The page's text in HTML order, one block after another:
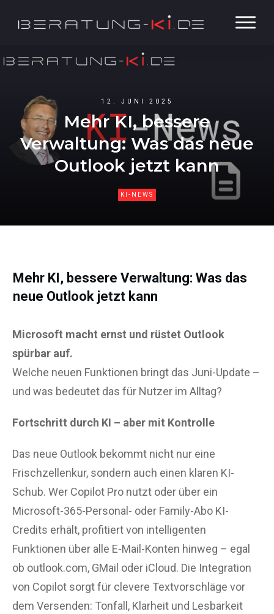
12. JUNI 2025
Mehr KI, bessere
Verwaltung: Was das neue
Outlook jetzt kann
KI-NEWS
Mehr KI, bessere Verwaltung: Was das
neue Outlook jetzt kann
Microsoft macht ernst und rüstet Outlook
spürbar auf.
Welche neuen Funktionen bringt das Juni-Update –
und was bedeutet das für Nutzer im Alltag?
Fortschritt durch KI – aber mit Kontrolle
Das neue Outlook bekommt nicht nur eine
Frischzellenkur, sondern auch einen klaren KI-
Schub. Wer Copilot Pro nutzt oder über ein
Microsoft-365-Personal- oder Family-Abo KI-
Credits erhält, profitiert von intelligenten
Funktionen über alle E-Mail-Konten hinweg – egal
ob outlook.com, GMail oder iCloud. Die Integration
von Copilot sorgt für clevere Textvorschläge vor
dem Versenden: Tonfall, Klarheit und Lesbarkeit